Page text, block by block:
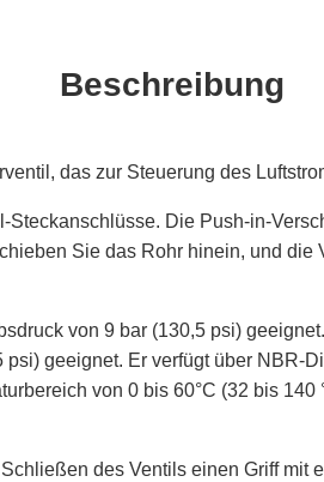
Beschreibung
das zur Steuerung des
Steckanschlüsse. Die Push-in-
Sie das Rohr hinein, und die
von 9 bar (130,5 psi)
psi) geeignet. Er verfügt über NBR-
von 0 bis 60°C (32 bis 140
des Ventils einen Griff mit